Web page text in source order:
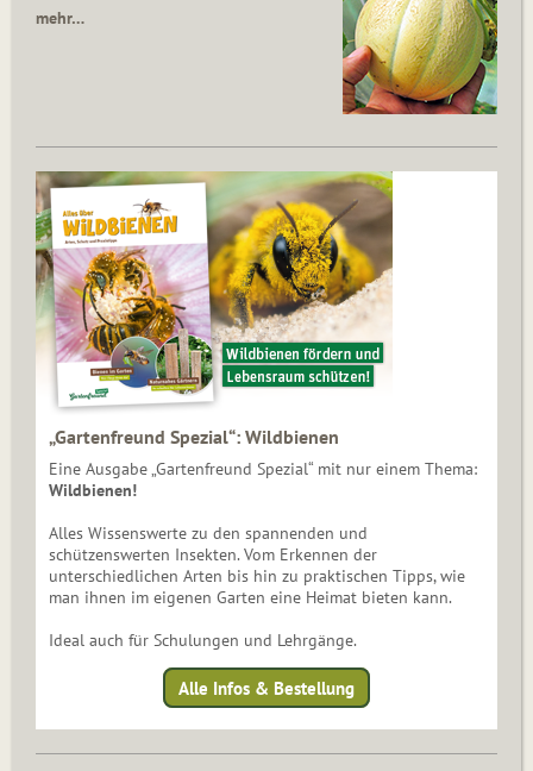
mehr…
„Gartenfreund Spezial“: Wildbienen
Eine Ausgabe „Gartenfreund Spezial“ mit nur einem Thema:
Wildbienen!
Alles Wissenswerte zu den spannenden und
schützenswerten Insekten. Vom Erkennen der
unterschiedlichen Arten bis hin zu praktischen Tipps, wie
man ihnen im eigenen Garten eine Heimat bieten kann.
Ideal auch für Schulungen und Lehrgänge.
Alle Infos & Bestellung